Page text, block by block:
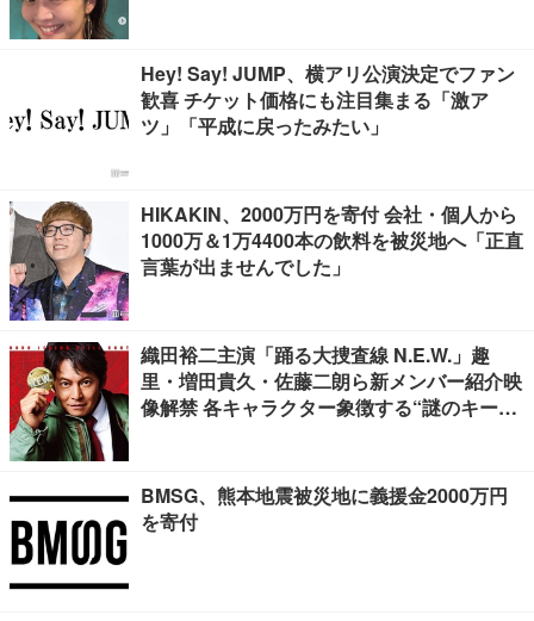
Hey! Say! JUMP、横アリ公演決定でファン
歓喜 チケット価格にも注目集まる「激ア
ツ」「平成に戻ったみたい」
HIKAKIN、2000万円を寄付 会社・個人から
1000万＆1万4400本の飲料を被災地へ「正直
言葉が出ませんでした」
織田裕二主演「踊る大捜査線 N.E.W.」趣
里・増田貴久・佐藤二朗ら新メンバー紹介映
像解禁 各キャラクター象徴する“謎のキーワ
BMSG、熊本地震被災地に義援金2000万円
を寄付